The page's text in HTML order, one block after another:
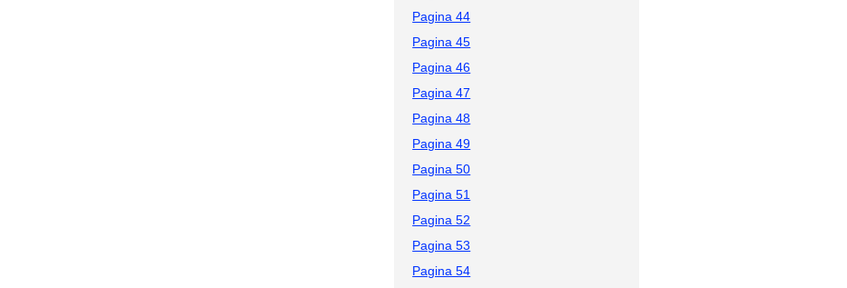
Pagina 44
Pagina 45
Pagina 46
Pagina 47
Pagina 48
Pagina 49
Pagina 50
Pagina 51
Pagina 52
Pagina 53
Pagina 54